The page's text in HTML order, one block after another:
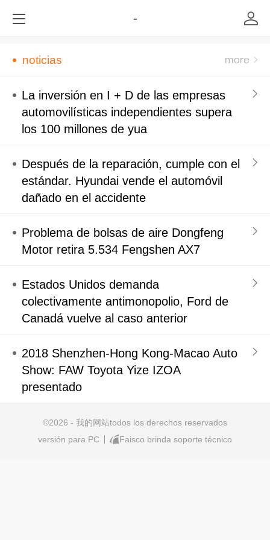
-
noticias
La inversión en I + D de las empresas
automovilísticas independientes supera
los 100 millones de yua
Después de la reparación, cumple con el
estándar. Hyundai vende el automóvil
dañado en el accidente
Problema de bolsas de aire Dongfeng
Motor retira 5.534 Fengshen AX7
Estados Unidos demanda
colectivamente antimonopolio, Ford de
Canadá vuelve al caso anterior
2018 Shenzhen-Hong Kong-Macao Auto
Show: FAW Toyota Yize IZOA
presentado
©2026 - 我的网站todos los derechos reservados
versión para PC
Faisco brinda soporte técnico